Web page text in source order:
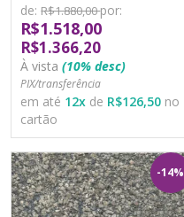
de: R$1.880,00por:
R$1.518,00
R$1.366,20
À vista (10% desc)
PIX/transferência
em até 12x de R$126,50 no
cartão
-14%